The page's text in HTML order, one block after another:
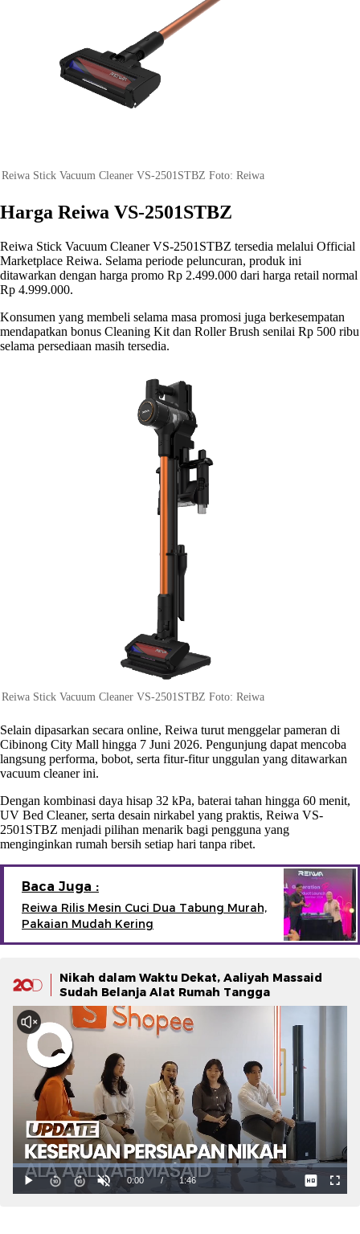
Reiwa Stick Vacuum Cleaner VS-2501STBZ Foto: Reiwa
Harga Reiwa VS-2501STBZ
Reiwa Stick Vacuum Cleaner VS-2501STBZ tersedia melalui Official
Marketplace Reiwa. Selama periode peluncuran, produk ini
ditawarkan dengan harga promo Rp 2.499.000 dari harga retail normal
Rp 4.999.000.
Konsumen yang membeli selama masa promosi juga berkesempatan
mendapatkan bonus Cleaning Kit dan Roller Brush senilai Rp 500 ribu
selama persediaan masih tersedia.
Reiwa Stick Vacuum Cleaner VS-2501STBZ Foto: Reiwa
Selain dipasarkan secara online, Reiwa turut menggelar pameran di
Cibinong City Mall hingga 7 Juni 2026. Pengunjung dapat mencoba
langsung performa, bobot, serta fitur-fitur unggulan yang ditawarkan
vacuum cleaner ini.
Dengan kombinasi daya hisap 32 kPa, baterai tahan hingga 60 menit,
UV Bed Cleaner, serta desain nirkabel yang praktis, Reiwa VS-
2501STBZ menjadi pilihan menarik bagi pengguna yang
menginginkan rumah bersih setiap hari tanpa ribet.
Baca Juga :
Reiwa Rilis Mesin Cuci Dua Tabung Murah,
Pakaian Mudah Kering
Nikah dalam Waktu Dekat, Aaliyah Massaid
Sudah Belanja Alat Rumah Tangga